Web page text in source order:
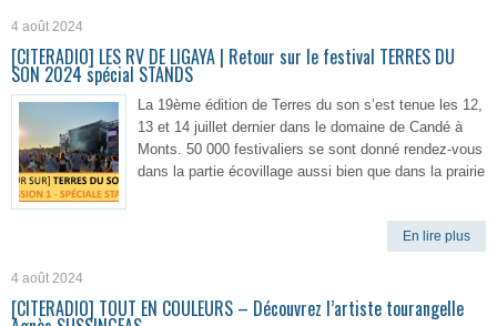
4 août 2024
[CITERADIO] LES RV DE LIGAYA | Retour sur le festival TERRES DU
SON 2024 spécial STANDS
La 19ème édition de Terres du son s’est tenue les 12,
13 et 14 juillet dernier dans le domaine de Candé à
Monts. 50 000 festivaliers se sont donné rendez-vous
dans la partie écovillage aussi bien que dans la prairie
En lire plus
4 août 2024
[CITERADIO] TOUT EN COULEURS – Découvrez l’artiste tourangelle